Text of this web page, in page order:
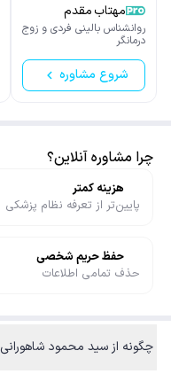
مهتاب مقدم
روانشناس بالینی فردی و زوج
درمانگر
شروع مشاوره
چرا مشاوره آنلاین؟
هزینه کمتر
پایین‌تر از تعرفه نظام پزشکی
حفظ حریم شخصی
حذف تمامی اطلاعات
چگونه از سید محمود شاهورانی مشاوره تلفنی فوری و متنی بگیرم؟